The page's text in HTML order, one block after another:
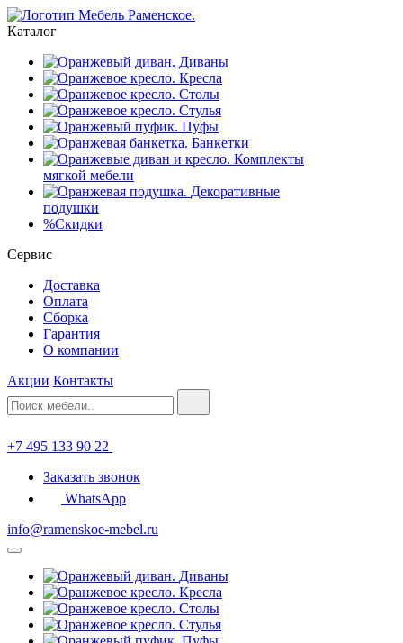
Каталог
Диваны
Кресла
Столы
Стулья
Пуфы
Банкетки
Комплекты
мягкой мебели
Декоративные
подушки
%Скидки
Сервис
Доставка
Оплата
Сборка
Гарантия
О компании
Акции Контакты
+7 495 133 90 22
Заказать звонок
WhatsApp
info@ramenskoe-mebel.ru
Диваны
Кресла
Столы
Стулья